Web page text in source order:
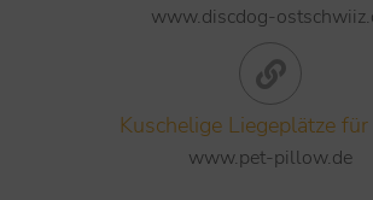
www.discdog-
Kuschelige Liegeplätze
www.pet-pillow.de